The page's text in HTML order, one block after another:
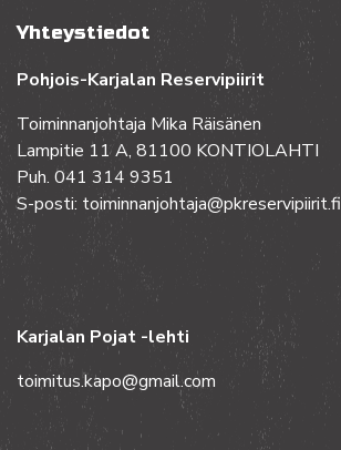
Yhteystiedot
Pohjois-Karjalan Reservipiirit
Toiminnanjohtaja Mika Räisänen
Lampitie 11 A, 81100 KONTIOLAHTI
Puh. 041 314 9351
S-posti: toiminnanjohtaja@pkreservipiirit.fi
Karjalan Pojat -lehti
toimitus.kapo@gmail.com